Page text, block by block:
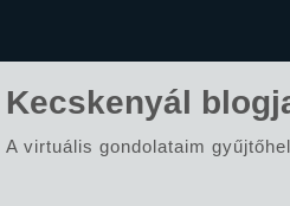
Kecskenyál
A virtuális gondolataim